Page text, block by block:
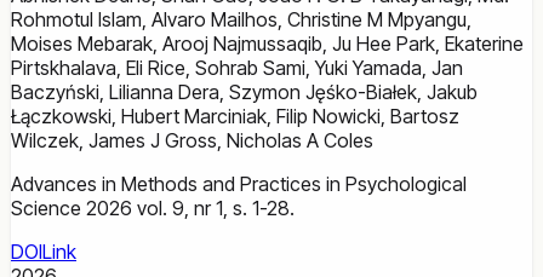
Rohmotul Islam Alvaro Mailhos Christine M Mpyangu
Moises Mebarak Arooj Najmussaqib Ju Hee Park Ekaterine
Pirtskhalava Eli Rice Sohrab Sami ,Yuki Yamada Jan
Baczyński Lilianna Dera Szymon Jęśko-Białek Jakub
Łączkowski Hubert Marciniak Filip Nowicki Bartosz
Wilczek James J Gross Nicholas A Coles
Advances in Methods and Practices in Psychological
Science 2026 vol. 9, nr 1, s. 1-28.
DOILink